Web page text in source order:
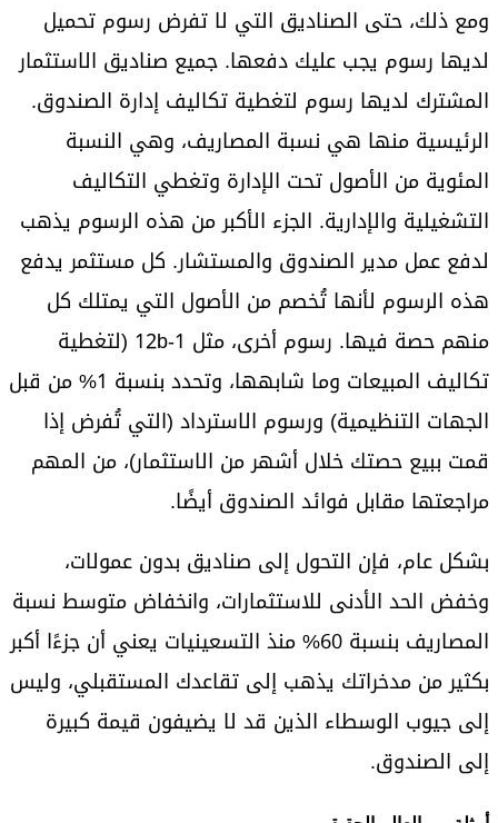
ومع ذلك، حتى الصناديق التي لا تفرض رسوم تحميل
لديها رسوم يجب عليك دفعها. جميع صناديق الاستثمار
المشترك لديها رسوم لتغطية تكاليف إدارة الصندوق.
الرئيسية منها هي نسبة المصاريف، وهي النسبة
المئوية من الأصول تحت الإدارة وتغطي التكاليف
التشغيلية والإدارية. الجزء الأكبر من هذه الرسوم يذهب
لدفع عمل مدير الصندوق والمستشار. كل مستثمر يدفع
هذه الرسوم لأنها تُخصم من الأصول التي يمتلك كل
منهم حصة فيها. رسوم أخرى، مثل 12b-1 (لتغطية
تكاليف المبيعات وما شابهها، وتحدد بنسبة 1% من قبل
الجهات التنظيمية) ورسوم الاسترداد (التي تُفرض إذا
قمت ببيع حصتك خلال أشهر من الاستثمار)، من المهم
مراجعتها مقابل فوائد الصندوق أيضًا.
بشكل عام، فإن التحول إلى صناديق بدون عمولات،
وخفض الحد الأدنى للاستثمارات، وانخفاض متوسط نسبة
المصاريف بنسبة 60% منذ التسعينيات يعني أن جزءًا أكبر
بكثير من مدخراتك يذهب إلى تقاعدك المستقبلي، وليس
إلى جيوب الوسطاء الذين قد لا يضيفون قيمة كبيرة
إلى الصندوق.